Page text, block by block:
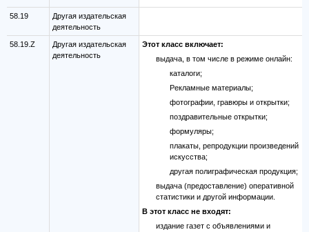
58.19
Другая издательская
деятельность
58.19.Z
Другая издательская
деятельность
Этот класс включает:
выдача, в том числе в режиме онлайн:
каталоги;
Рекламные материалы;
фотографии, гравюры и открытки;
поздравительные открытки;
формуляры;
плакаты, репродукции произведений
искусства;
другая полиграфическая продукция;
выдача (предоставление) оперативной
статистики и другой информации.
В этот класс не входят:
издание газет с объявлениями и